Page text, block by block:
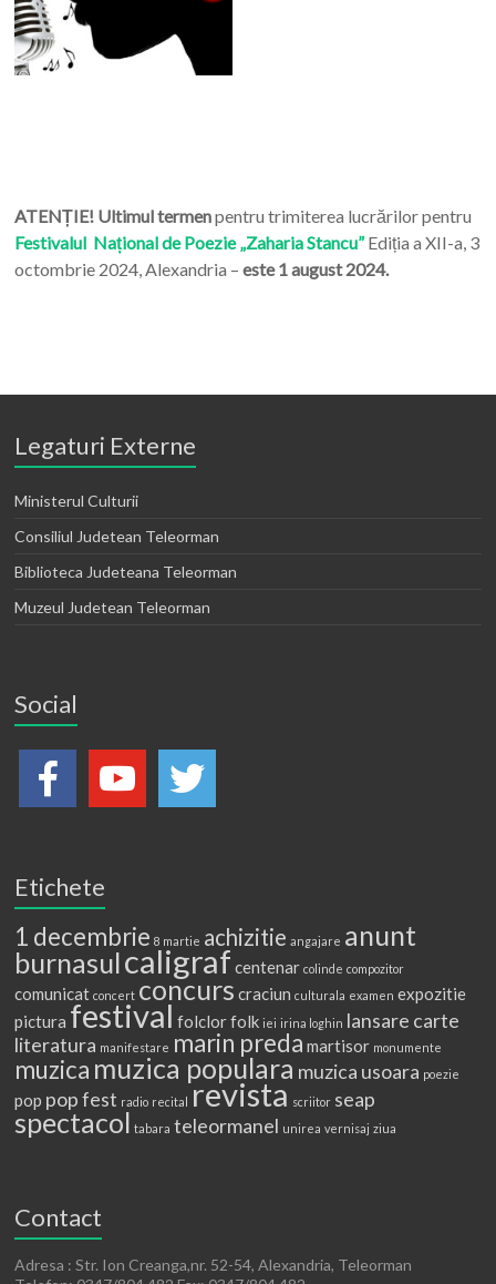
ATENȚIE! Ultimul termenpentru trimiterea lucrărilor pentru
Festivalul Național de Poezie „Zaharia Stancu”Ediția a XII-a, 3
octombrie 2024, Alexandria – este 1 august 2024.
Legaturi Externe
Ministerul Culturii
Consiliul Judetean Teleorman
Biblioteca Judeteana Teleorman
Muzeul Judetean Teleorman
Social
Etichete
1 decembrie 8 martie achizitie angajare anunt
burnasulcaligraf centenar colinde compozitor
comunicat concert concurs craciun culturala examen expozitie
pictura festival folclorfolk iei irina loghin lansare carte
literatura manifestare marin preda martisor monumente
muzica muzica populara muzica usoara poezie
pop pop fest radio recital revista scriitor seap
spectacol tabara teleormanel unirea vernisaj ziua
Contact
Adresa : Str. Ion Creanga,nr. 52-54, Alexandria, Teleorman